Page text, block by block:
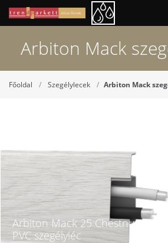
Arbiton Mack
Főoldal Szegélylecek Arbiton Mack
Arbiton Mack 25 Chestnut
PVC szegélyléc